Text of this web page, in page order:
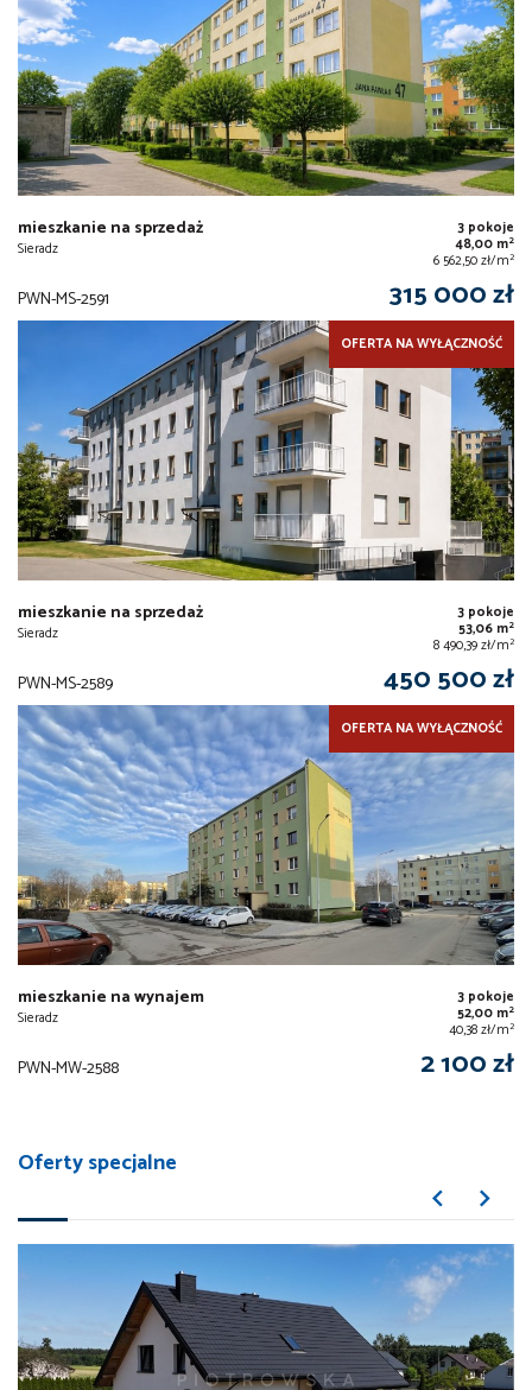
mieszkanie na sprzedaż
Sieradz
3 pokoje
48,00 m2
6 562,50 zł/m2
PWN-MS-2591 315 000 zł
OFERTA NA WYŁĄCZNOŚĆ
mieszkanie na sprzedaż
Sieradz
3 pokoje
53,06 m2
8 490,39 zł/m2
PWN-MS-2589 450 500 zł
OFERTA NA WYŁĄCZNOŚĆ
mieszkanie na wynajem
Sieradz
3 pokoje
52,00 m2
40,38 zł/m2
PWN-MW-2588 2 100 zł
Oferty specjalne